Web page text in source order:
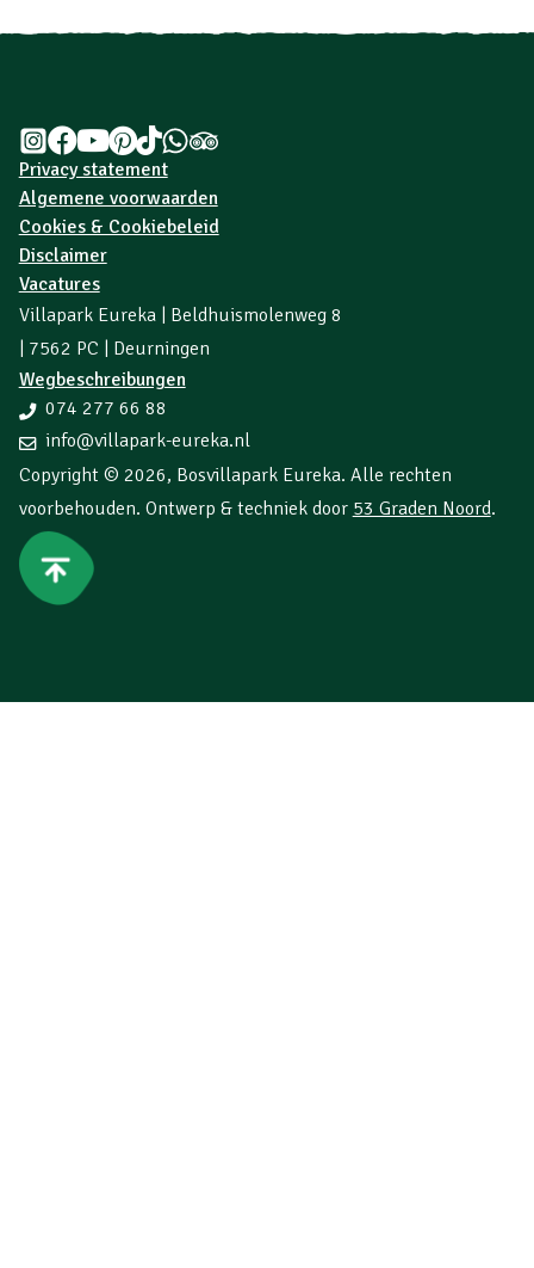
Privacy statement
Algemene voorwaarden
Cookies & Cookiebeleid
Disclaimer
Vacatures
Villapark Eureka | Beldhuismolenweg 8
| 7562 PC | Deurningen
Wegbeschreibungen
074 277 66 88
info@villapark-eureka.nl
Copyright © 2026, Bosvillapark Eureka. Alle rechten
voorbehouden. Ontwerp & techniek door 53 Graden Noord.